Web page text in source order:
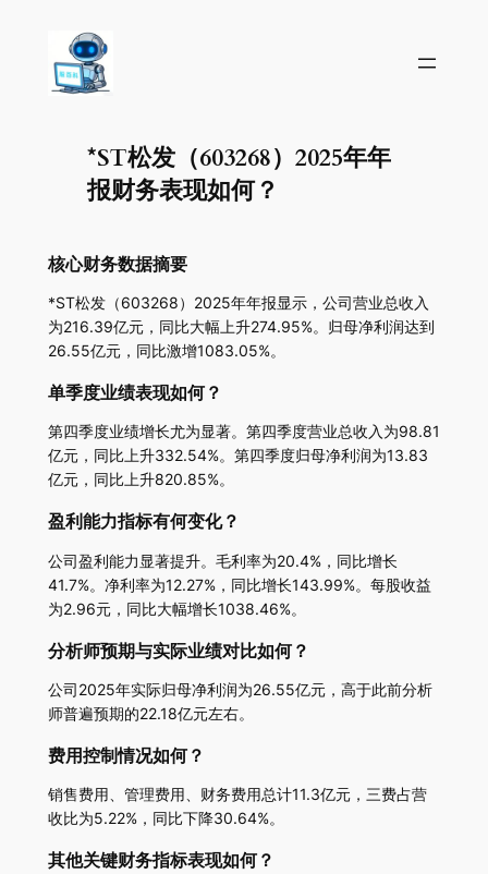
*ST松发（603268）2025年年
报财务表现如何？
核心财务数据摘要
*ST松发（603268）2025年年报显示，公司营业总收入
为216.39亿元，同比大幅上升274.95%。归母净利润达到
26.55亿元，同比激增1083.05%。
单季度业绩表现如何？
第四季度业绩增长尤为显著。第四季度营业总收入为98.81
亿元，同比上升332.54%。第四季度归母净利润为13.83
亿元，同比上升820.85%。
盈利能力指标有何变化？
公司盈利能力显著提升。毛利率为20.4%，同比增长
41.7%。净利率为12.27%，同比增长143.99%。每股收益
为2.96元，同比大幅增长1038.46%。
分析师预期与实际业绩对比如何？
公司2025年实际归母净利润为26.55亿元，高于此前分析
师普遍预期的22.18亿元左右。
费用控制情况如何？
销售费用、管理费用、财务费用总计11.3亿元，三费占营
收比为5.22%，同比下降30.64%。
其他关键财务指标表现如何？